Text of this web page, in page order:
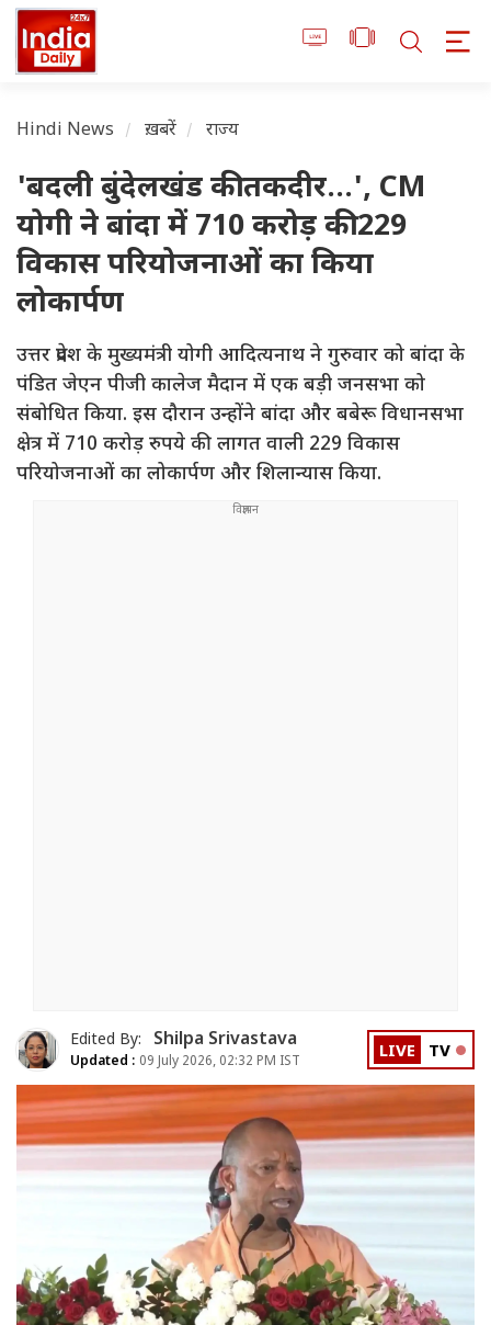
Hindi News ख़बरें राज्य
'बदली बुंदेलखंड की तकदीर...', CM
योगी ने बांदा में 710 करोड़ की 229
विकास परियोजनाओं का किया
लोकार्पण
उत्तर प्रदेश के मुख्यमंत्री योगी आदित्यनाथ ने गुरुवार को बांदा के
पंडित जेएन पीजी कालेज मैदान में एक बड़ी जनसभा को
संबोधित किया. इस दौरान उन्होंने बांदा और बबेरू विधानसभा
क्षेत्र में 710 करोड़ रुपये की लागत वाली 229 विकास
परियोजनाओं का लोकार्पण और शिलान्यास किया.
Edited By: Shilpa Srivastava
Updated : 09 July 2026, 02:32 PM IST LIVE TV